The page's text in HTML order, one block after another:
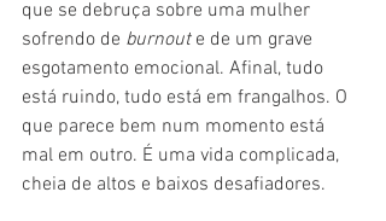
que se debruça sobre uma mulher
sofrendo de burnout e de um grave
esgotamento emocional. Afinal, tudo
está ruindo, tudo está em frangalhos. O
que parece bem num momento está
mal em outro. É uma vida complicada,
cheia de altos e baixos desafiadores.